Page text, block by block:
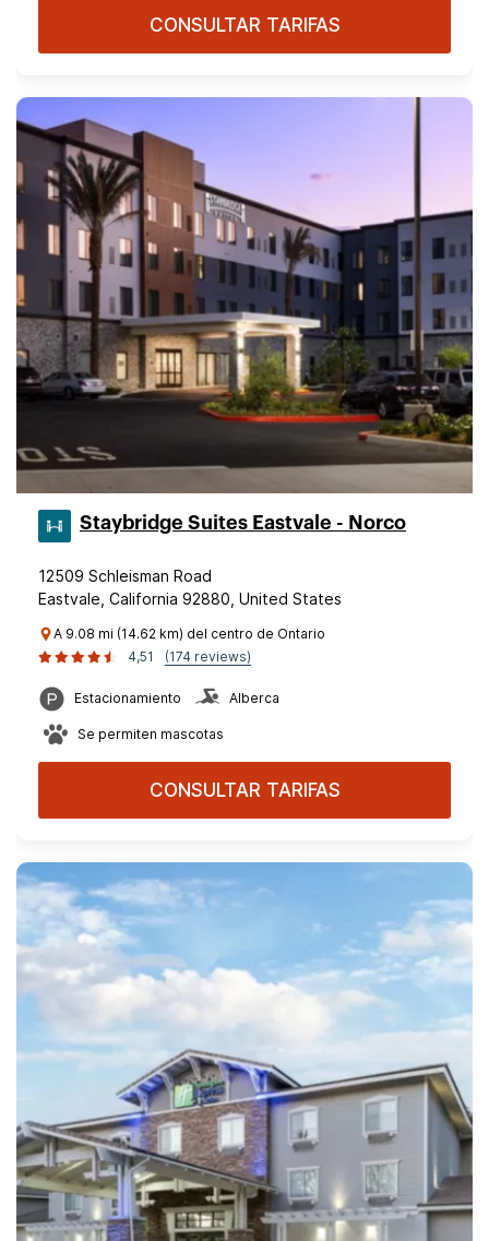
CONSULTAR TARIFAS
Staybridge Suites Eastvale - Norco
12509 Schleisman Road
Eastvale, California 92880, United States
A 9.08 mi (14.62 km) del centro de Ontario
4,51
(174 reviews)
Estacionamiento Alberca
Se permiten mascotas
CONSULTAR TARIFAS